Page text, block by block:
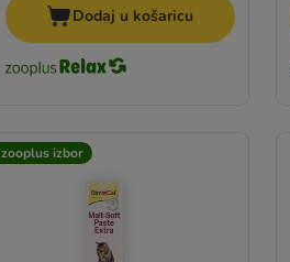
Dodaj u košaricu
zooplus izbor